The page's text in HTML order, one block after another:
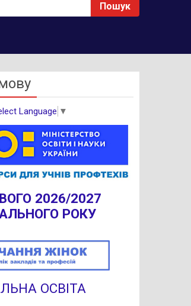
Пошук
Language ▼
2026/2027
РОКУ
ОСВІТА